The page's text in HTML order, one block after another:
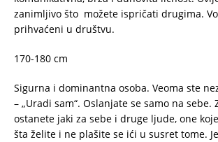
zanimljivo što možete ispričati drugima.
prihvaćeni u društvu.
170-180 cm
Sigurna i dominantna osoba. Veoma ste
– „Uradi sam“. Oslanjate se samo na sebe.
ostanete jaki za sebe i druge ljude, one
šta želite i ne plašite se ići u susret tome.